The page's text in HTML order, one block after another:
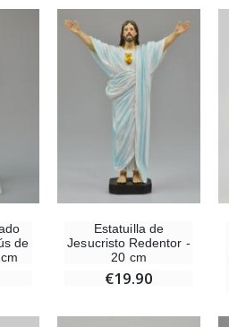
de
Estatuilla de
Jesucristo Redentor -
20 cm
€19.90